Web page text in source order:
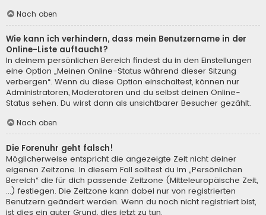
Nach oben
Wie kann ich verhindern, dass mein Benutzername in der
Online-Liste auftaucht?
In deinem persönlichen Bereich findest du in den Einstellungen
eine Option „Meinen Online-Status während dieser Sitzung
verbergen“. Wenn du diese Option einschaltest, können nur
Administratoren, Moderatoren und du selbst deinen Online-
Status sehen. Du wirst dann als unsichtbarer Besucher gezählt.
Nach oben
Die Forenuhr geht falsch!
Möglicherweise entspricht die angezeigte Zeit nicht deiner
eigenen Zeitzone. In diesem Fall solltest du im „Persönlichen
Bereich“ die für dich passende Zeitzone (Mitteleuropäische Zeit,
...) festlegen. Die Zeitzone kann dabei nur von registrierten
Benutzern geändert werden. Wenn du noch nicht registriert bist,
ist dies ein guter Grund, dies jetzt zu tun.